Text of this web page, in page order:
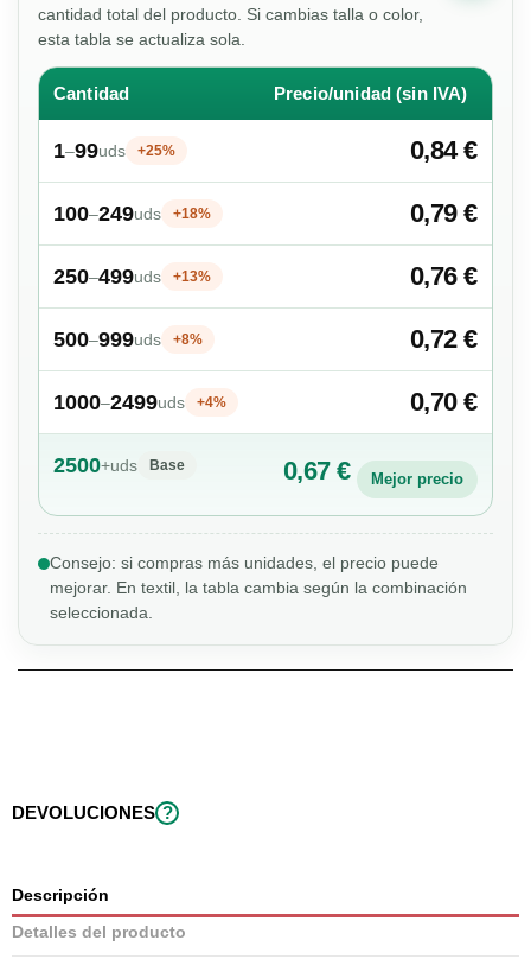
cantidad total del producto. Si cambias talla o color,
esta tabla se actualiza sola.
Cantidad Precio/unidad (sin IVA)
1–99uds +25% 0,84 €
100–249uds +18% 0,79 €
250–499uds +13% 0,76 €
500–999uds +8% 0,72 €
1000–2499uds +4% 0,70 €
2500+uds Base 0,67 € Mejor precio
Consejo: si compras más unidades, el precio puede
mejorar. En textil, la tabla cambia según la combinación
seleccionada.
DEVOLUCIONES ?
Descripción
Detalles del producto